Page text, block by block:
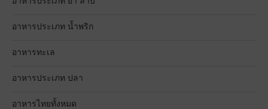
อาหารประเภท น้ำพริก
อาหารทะเล
อาหารประเภท ปลา
อาหารไทยทั้งหมด